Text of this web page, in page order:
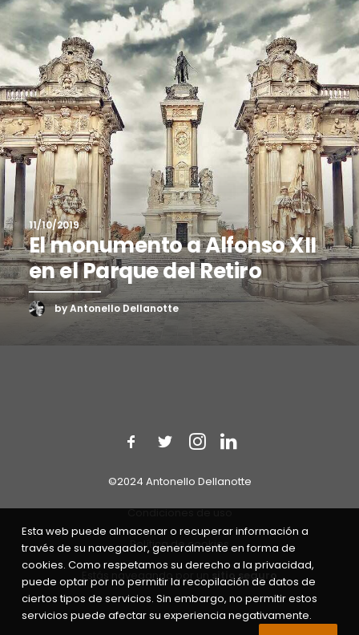
11/10/2019
El monumento a Alfonso XII
en el Parque del Retiro
by Antonello Dellanotte
©2024 Antonello Dellanotte
Condiciones de uso
Política de cookies
Estás navegando por un sitio seguro
Esta web puede almacenar o recuperar información a
través de su navegador, generalmente en forma de
cookies. Como respetamos su derecho a la privacidad,
puede optar por no permitir la recopilación de datos de
ciertos tipos de servicios. Sin embargo, no permitir estos
servicios puede afectar su experiencia negativamente.